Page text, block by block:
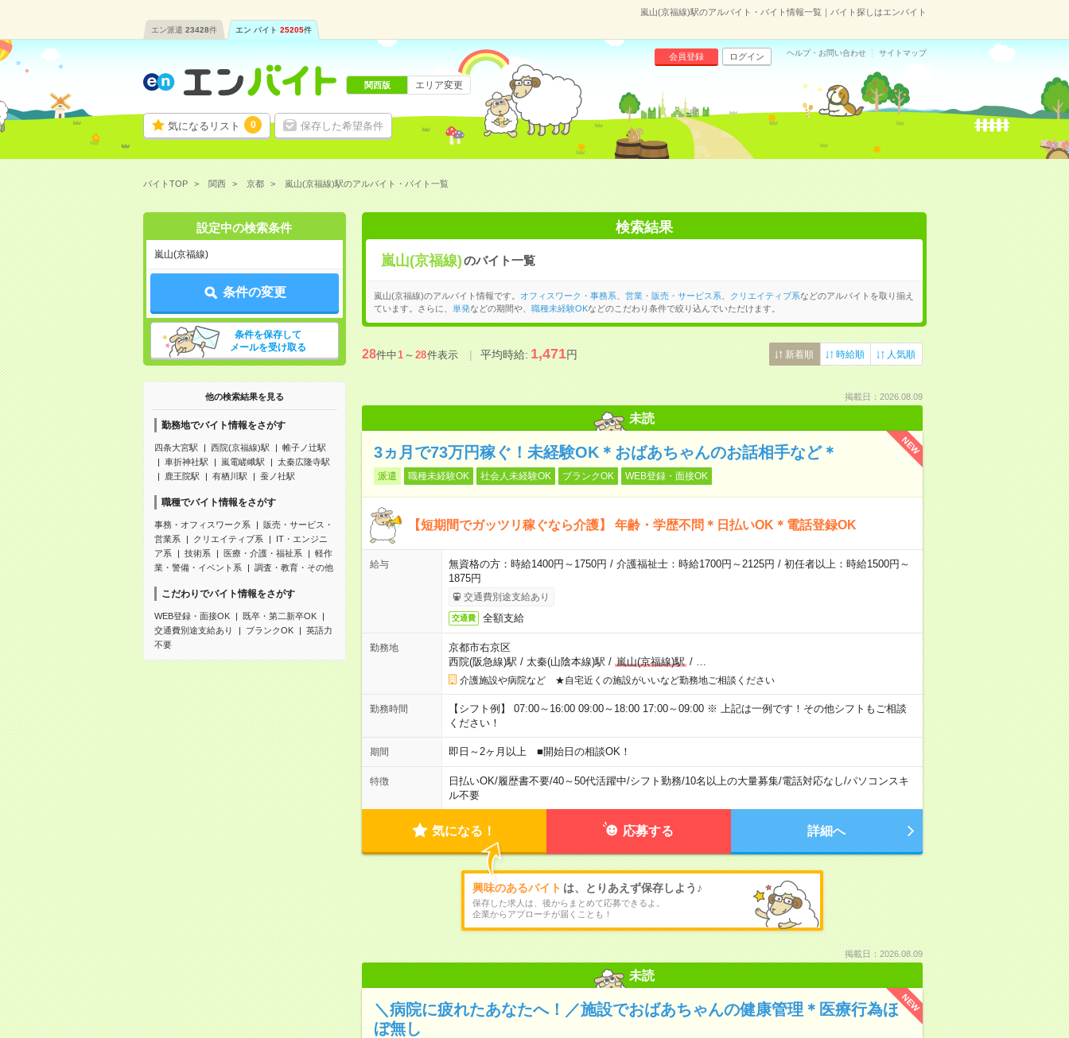
嵐山(京福線)駅のアルバイト・バイト情報一覧｜バイト探しはエンバイト
エン派遣 23428件 エン バイト 25205件
気になるリスト 0 保存した希望条件
会員登録 ログイン ヘルプ・お問い合わせ サイトマップ
関西版 エリア変更
バイトTOP 関西 京都 嵐山(京福線)駅のアルバイト・バイト一覧
設定中の検索条件
嵐山(京福線)
条件の変更
条件を保存して
メールを受け取る
他の検索結果を見る
勤務地でバイト情報をさがす
四条大宮駅 西院(京福線)駅
帷子ノ辻駅
車折神社駅
嵐電嵯峨駅
太秦広隆寺駅
鹿王院駅
有栖川駅 蚕ノ社駅
職種でバイト情報をさがす
事務・オフィスワーク系
販売・サービス・
営業系
クリエイティブ系
IT・エンジニ
ア系
技術系 医療・介護・福祉系
軽作
業・警備・イベント系
調査・教育・その他
こだわりでバイト情報をさがす
WEB登録・面接OK
既卒・第二新卒OK
交通費別途支給あり
ブランクOK
英語力
不要
検索結果
嵐山(京福線)のバイト一覧
嵐山(京福線)のアルバイト情報です。 オフィスワーク・事務系 営業・販売・サービス系 クリエイティブ系などのアルバイトを取り揃え
ています。さらに、
単発などの期間や、 職種未経験OKなどのこだわり条件で絞り込んでいただけます。
28件中1～28件表示 平均時給:1,471円 新着順 時給順 人気順
掲載日：2026.08.09
未読
NEW
3ヵ月で73万円稼ぐ！未経験OK＊おばあちゃんのお話相手など＊
派遣 職種未経験OK 社会人未経験OK ブランクOK WEB登録・面接OK
【短期間でガッツリ稼ぐなら介護】 年齢・学歴不問＊日払いOK＊電話登録OK
給与
無資格の方：時給1400円～1750円 / 介護福祉士：時給1700円～2125円 / 初任者以上：時給1500円～
1875円
交通費別途支給あり
交通費 全額支給
勤務地
京都市右京区
西院(阪急線)駅 / 太秦(山陰本線)駅 / 嵐山(京福線)駅/
介護施設や病院など ★自宅近くの施設がいいなど勤務地ご相談ください
勤務時間
【シフト例】 07:00～16:00 09:00～18:00 17:00～09:00 ※ 上記は一例です！その他シフトもご相談
ください！
期間 即日～2ヶ月以上 ■開始日の相談OK！
特徴 日払いOK/履歴書不要/40～50代活躍中/シフト勤務/10名以上の大量募集/電話対応なし/パソコンスキ
ル不要
気になる！ 応募する 詳細へ
興味のあるバイト は、とりあえず保存しよう♪
保存した求人は、後からまとめて応募できるよ。
企業からアプローチが届くことも！
掲載日：2026.08.09
未読
NEW
＼病院に疲れたあなたへ！／施設でおばあちゃんの健康管理＊医療行為ほ
ぼ無し